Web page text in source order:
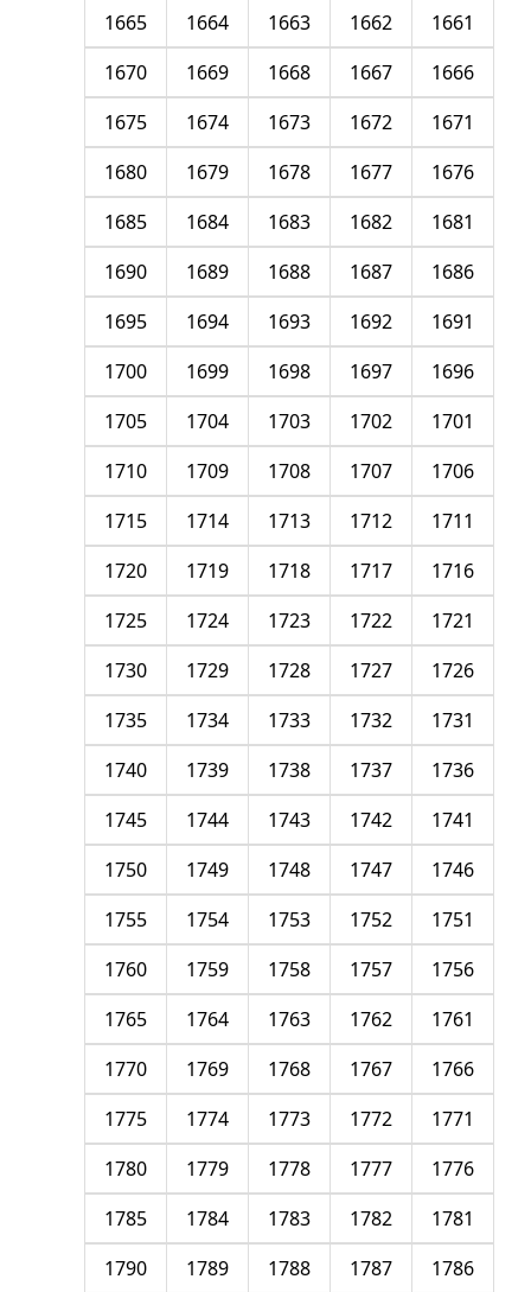
1661
1662
1663
1664
1665
1666
1667
1668
1669
1670
1671
1672
1673
1674
1675
1676
1677
1678
1679
1680
1681
1682
1683
1684
1685
1686
1687
1688
1689
1690
1691
1692
1693
1694
1695
1696
1697
1698
1699
1700
1701
1702
1703
1704
1705
1706
1707
1708
1709
1710
1711
1712
1713
1714
1715
1716
1717
1718
1719
1720
1721
1722
1723
1724
1725
1726
1727
1728
1729
1730
1731
1732
1733
1734
1735
1736
1737
1738
1739
1740
1741
1742
1743
1744
1745
1746
1747
1748
1749
1750
1751
1752
1753
1754
1755
1756
1757
1758
1759
1760
1761
1762
1763
1764
1765
1766
1767
1768
1769
1770
1771
1772
1773
1774
1775
1776
1777
1778
1779
1780
1781
1782
1783
1784
1785
1786
1787
1788
1789
1790